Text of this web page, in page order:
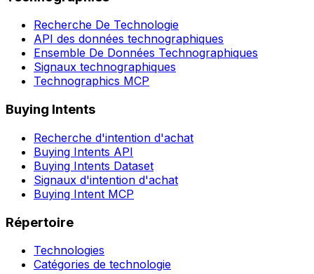
Recherche De Technologie
API des données technographiques
Ensemble De Données Technographiques
Signaux technographiques
Technographics MCP
Buying Intents
Recherche d'intention d'achat
Buying Intents API
Buying Intents Dataset
Signaux d'intention d'achat
Buying Intent MCP
Répertoire
Technologies
Catégories de technologie